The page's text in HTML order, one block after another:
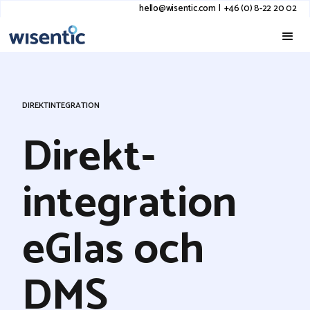
hello@wisentic.com I +46 (0) 8-22 20 02
DIREKTINTEGRATION
Direkt­
integration
eGlas och